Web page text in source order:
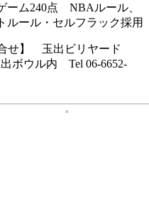
ーム240点 NBAルール、
ルール・セルフラック採用
せ】 玉出ビリヤード
ボウル内 Tel 06-6652-